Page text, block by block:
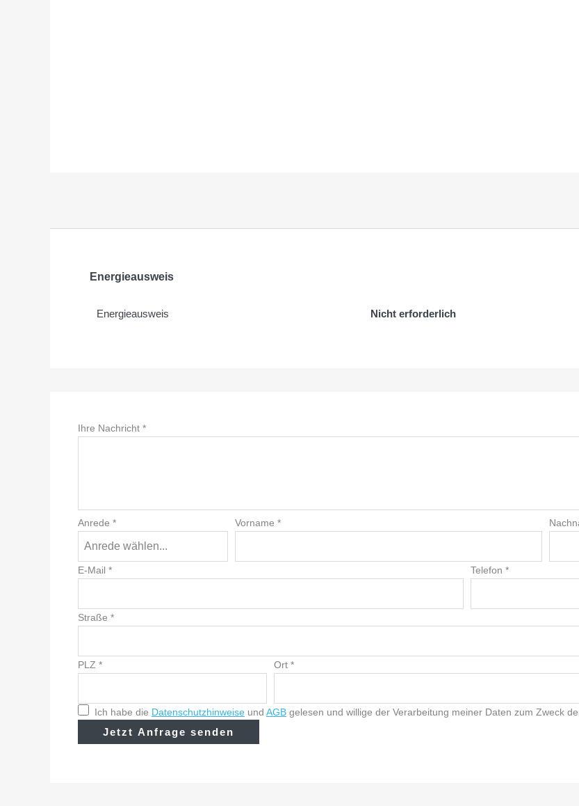
Energieausweis
Energieausweis Nicht erforderlich
Ihre Nachricht *
Anrede * Vorname *
E-Mail * Telefon *
Straße *
PLZ * Ort*
Ich habe die Datenschutzhinweise und AGB gelesen und willige der Verarbeitung meiner Daten zum Zweck
Jetzt Anfrage senden